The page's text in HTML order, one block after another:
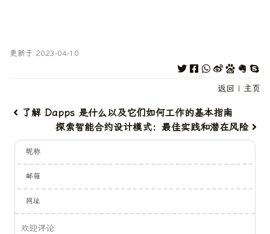
更新于 2023-04-10
返回 | 主页
了解 Dapps 是什么以及它们如何工作的基本指南
探索智能合约设计模式：最佳实践和潜在风险
昵称
邮箱
网址